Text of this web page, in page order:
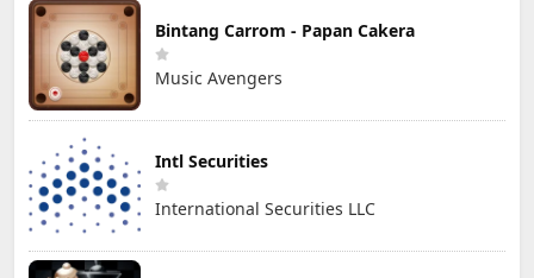
Bintang Carrom - Papan Cakera
Music Avengers
Intl Securities
International Securities LLC